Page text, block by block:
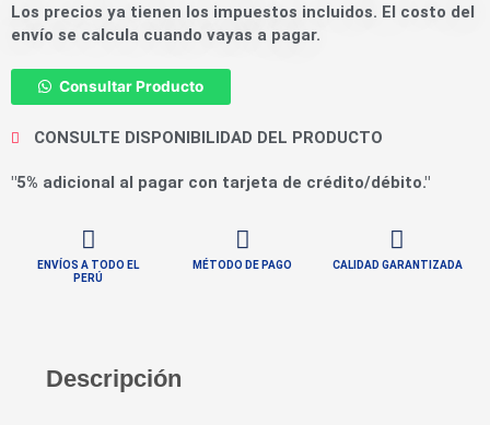
Los precios ya tienen los impuestos incluidos. El costo del
envío se calcula cuando vayas a pagar.
Consultar Producto
CONSULTE DISPONIBILIDAD DEL PRODUCTO
"5% adicional al pagar con tarjeta de crédito/débito."
ENVÍOS A TODO EL
PERÚ
MÉTODO DE PAGO CALIDAD GARANTIZADA
Descripción